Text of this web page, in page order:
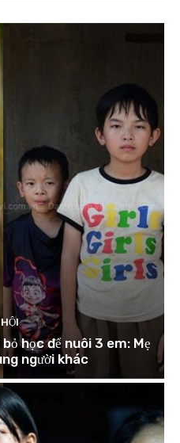
học để nuôi 3 em: Mẹ
người khác